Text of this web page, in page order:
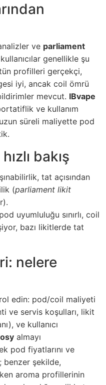
ve parliament
genellikle şu
profilleri gerçekçi,
iyi, ancak coil ömrü
mevcut. IBvape
ve kullanım
süreli maliyette pod
bakış
tat açısından
(parliament likit
uyumluluğu sınırlı, coil
bazı likitlerde tat
nelere
edin: pod/coil maliyeti
ve servis koşulları, likit
ve kullanıcı
almayı
pod fiyatlarını ve
benzer şekilde,
aroma profillerinin